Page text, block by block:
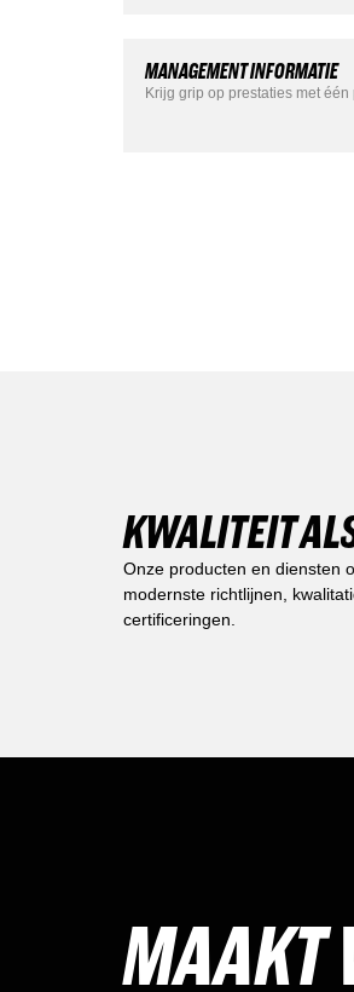
MANAGEMENT INFORMATIE
Krijg grip op prestaties met één
KWALITEIT
Onze producten en diensten
modernste richtlijnen,
certificeringen.
MAAKT